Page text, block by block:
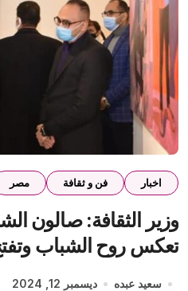
اخبار فن و ثقافة مصر
وزير الثقافة: صالون
تعكس روح الشباب
سعيد عبده ديسمبر 12, 2024